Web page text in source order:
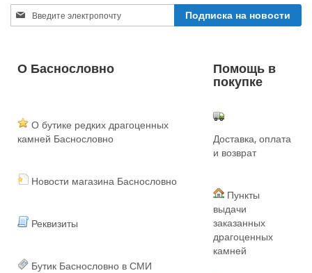
Sign
Up
Newsletter:
Подписка на новости
О Баснословно Помощь в
покупке
О бутике редких драгоценных
камней Баснословно
Новости магазина Баснословно
Реквизиты
Бутик Баснословно в СМИ
Доставка, оплата
и возврат
Пункты
выдачи
заказанных
драгоценных
камней